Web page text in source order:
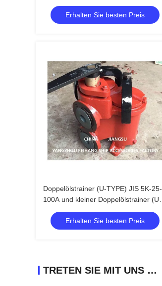
Korbölspülmaschinen
Erhalten Sie besten Preis
Doppelölstrainer (U-TYPE) JIS 5K-25-
100A und kleiner Doppelölstrainer (U-
TYPE)
Erhalten Sie besten Preis
TRETEN SIE MIT UNS IN VERBINDUNG